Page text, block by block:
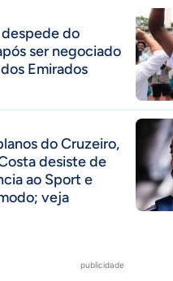
despede do
ser negociado
Emirados
do Cruzeiro,
desiste de
ao Sport e
veja
publicidade